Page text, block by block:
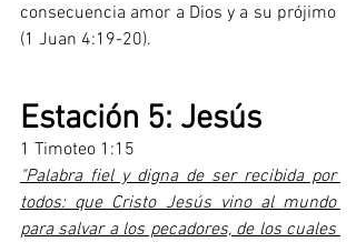
consecuencia amor a Dios y a su prójimo
(1 Juan 4:19-20).
Estación 5: Jesús
1 Timoteo 1:15
"Palabra fiel y digna de ser recibida por
todos: que Cristo Jesús vino al mundo
para salvar a los pecadores, de los cuales